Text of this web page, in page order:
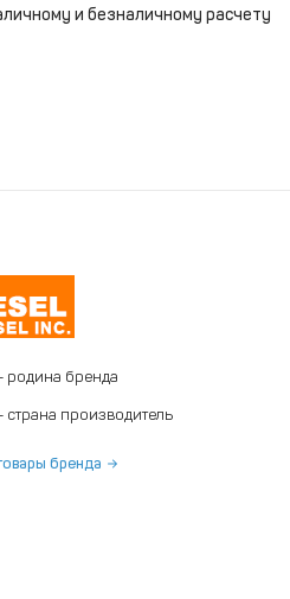
и безналичному расчету
родина бренда
страна производитель
бренда